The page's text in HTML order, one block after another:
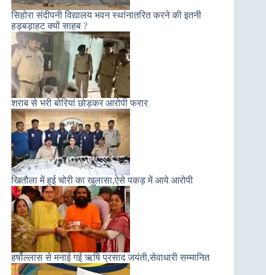
सिहोरा संदीपनी विद्यालय भवन स्थांनातरित करने की इतनी
हड़बड़ाहट क्यों साहब ?
शराब से भरी बोरियां छोड़कर आरोपी फरार
खितौला में हुई चोरी का खुलासा,ऐसे पकड़ में आये आरोपी
हर्षोल्लास से मनाई गई ऋषि प्रसाद जयंती,सेवाधारी सम्मानित